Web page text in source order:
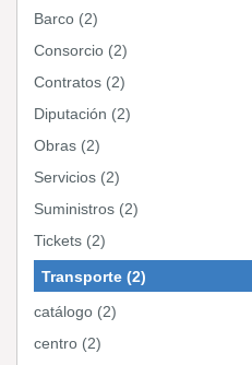
Barco (2)
Consorcio (2)
Contratos (2)
Diputación (2)
Obras (2)
Servicios (2)
Suministros (2)
Tickets (2)
Transporte (2)
catálogo (2)
centro (2)